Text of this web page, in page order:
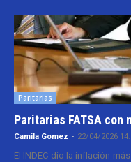
Paritarias
Paritarias FATSA con
Camila Gomez - 22/04/2026
El INDEC dio la inflación